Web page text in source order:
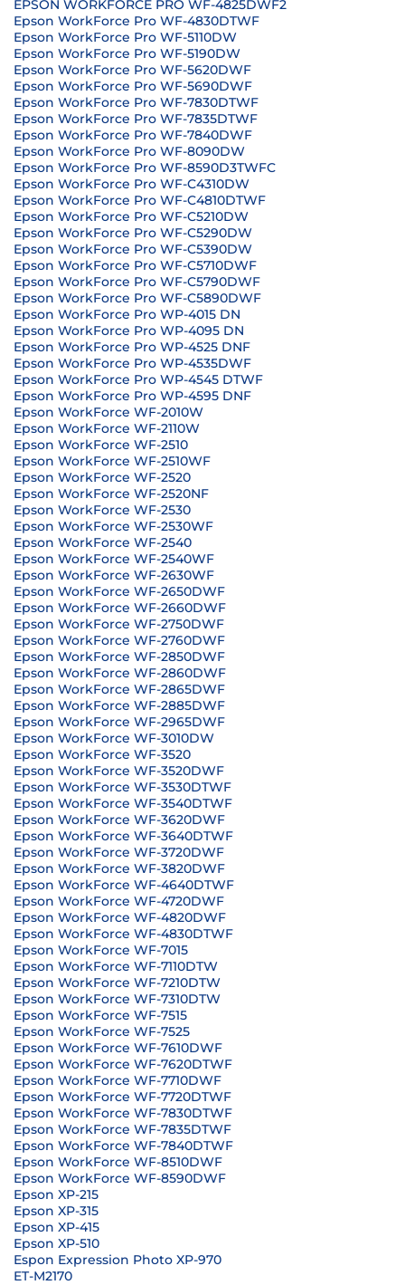
EPSON WORKFORCE PRO WF-4825DWF2
Epson WorkForce Pro WF-4830DTWF
Epson WorkForce Pro WF-5110DW
Epson WorkForce Pro WF-5190DW
Epson WorkForce Pro WF-5620DWF
Epson WorkForce Pro WF-5690DWF
Epson WorkForce Pro WF-7830DTWF
Epson WorkForce Pro WF-7835DTWF
Epson WorkForce Pro WF-7840DWF
Epson WorkForce Pro WF-8090DW
Epson WorkForce Pro WF-8590D3TWFC
Epson WorkForce Pro WF-C4310DW
Epson WorkForce Pro WF-C4810DTWF
Epson WorkForce Pro WF-C5210DW
Epson WorkForce Pro WF-C5290DW
Epson WorkForce Pro WF-C5390DW
Epson WorkForce Pro WF-C5710DWF
Epson WorkForce Pro WF-C5790DWF
Epson WorkForce Pro WF-C5890DWF
Epson WorkForce Pro WP-4015 DN
Epson WorkForce Pro WP-4095 DN
Epson WorkForce Pro WP-4525 DNF
Epson WorkForce Pro WP-4535DWF
Epson WorkForce Pro WP-4545 DTWF
Epson WorkForce Pro WP-4595 DNF
Epson WorkForce WF-2010W
Epson WorkForce WF-2110W
Epson WorkForce WF-2510
Epson WorkForce WF-2510WF
Epson WorkForce WF-2520
Epson WorkForce WF-2520NF
Epson WorkForce WF-2530
Epson WorkForce WF-2530WF
Epson WorkForce WF-2540
Epson WorkForce WF-2540WF
Epson WorkForce WF-2630WF
Epson WorkForce WF-2650DWF
Epson WorkForce WF-2660DWF
Epson WorkForce WF-2750DWF
Epson WorkForce WF-2760DWF
Epson WorkForce WF-2850DWF
Epson WorkForce WF-2860DWF
Epson WorkForce WF-2865DWF
Epson WorkForce WF-2885DWF
Epson WorkForce WF-2965DWF
Epson WorkForce WF-3010DW
Epson WorkForce WF-3520
Epson WorkForce WF-3520DWF
Epson WorkForce WF-3530DTWF
Epson WorkForce WF-3540DTWF
Epson WorkForce WF-3620DWF
Epson WorkForce WF-3640DTWF
Epson WorkForce WF-3720DWF
Epson WorkForce WF-3820DWF
Epson WorkForce WF-4640DTWF
Epson WorkForce WF-4720DWF
Epson WorkForce WF-4820DWF
Epson WorkForce WF-4830DTWF
Epson WorkForce WF-7015
Epson WorkForce WF-7110DTW
Epson WorkForce WF-7210DTW
Epson WorkForce WF-7310DTW
Epson WorkForce WF-7515
Epson WorkForce WF-7525
Epson WorkForce WF-7610DWF
Epson WorkForce WF-7620DTWF
Epson WorkForce WF-7710DWF
Epson WorkForce WF-7720DTWF
Epson WorkForce WF-7830DTWF
Epson WorkForce WF-7835DTWF
Epson WorkForce WF-7840DTWF
Epson WorkForce WF-8510DWF
Epson WorkForce WF-8590DWF
Epson XP-215
Epson XP-315
Epson XP-415
Epson XP-510
Espon Expression Photo XP-970
ET-M2170